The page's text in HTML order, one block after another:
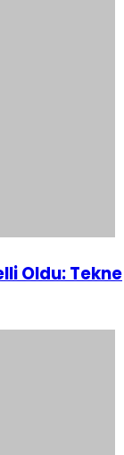
Oldu: Tekne